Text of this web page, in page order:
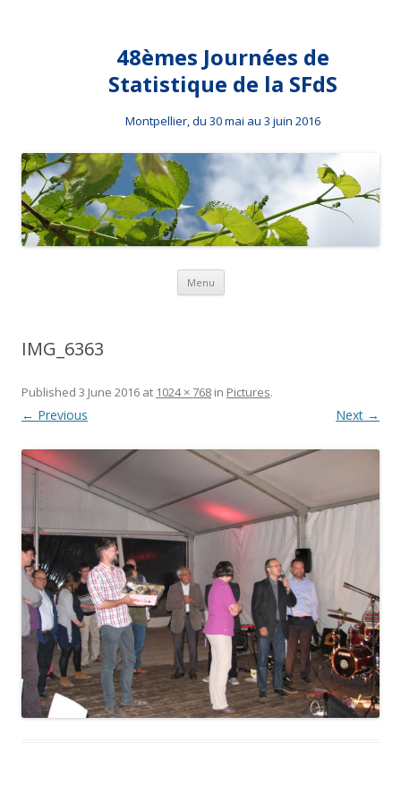
48èmes Journées de
Statistique de la SFdS
Montpellier, du 30 mai au 3 juin 2016
Menu Skip to content
IMG_6363
Published 3 June 2016 at 1024 × 768 in Pictures.
← Previous Next →